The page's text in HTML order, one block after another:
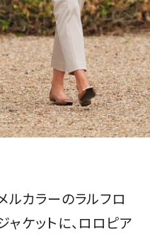
ルカラーのラルフロ
ャケットに、ロロピア